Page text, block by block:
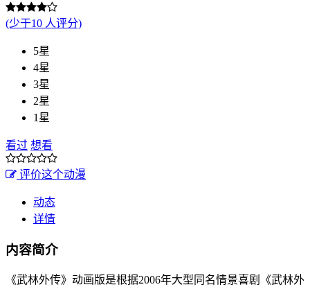
(少于10 人评分)
5星
4星
3星
2星
1星
看过 想看
评价这个动漫
动态
详情
内容简介
《武林外传》动画版是根据2006年大型同名情景喜剧《武林外